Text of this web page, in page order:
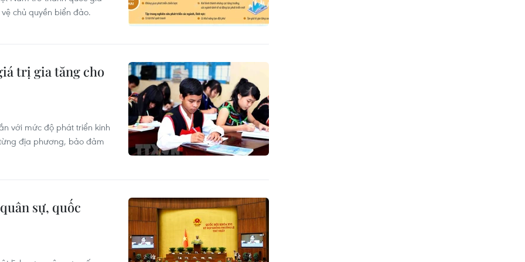
chủ quyền biển đảo.
trị gia tăng cho
với mức độ phát triển kinh
địa phương, bảo đảm
sự, quốc